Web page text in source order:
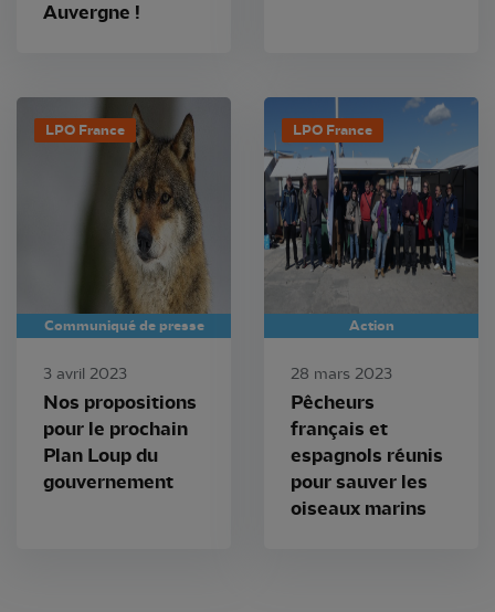
Auvergne !
LPO France
Communiqué de presse
3 avril 2023
Nos propositions
pour le prochain
Plan Loup du
gouvernement
LPO France
Action
28 mars 2023
Pêcheurs
français et
espagnols réunis
pour sauver les
oiseaux marins